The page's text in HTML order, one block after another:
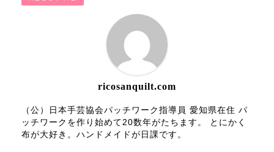
ricosanquilt.com
（公）日本手芸協会パッチワーク指導員 愛知県在住 パ
ッチワークを作り始めて20数年がたちます。 とにかく
布が大好き。ハンドメイドが日課です。